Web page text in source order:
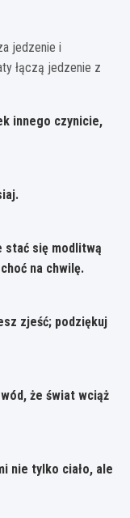
jedzenie i
łączą jedzenie z
innego czynicie,
stać się modlitwą
na chwilę.
zjeść; podziękuj
że świat wciąż
nie tylko ciało, ale